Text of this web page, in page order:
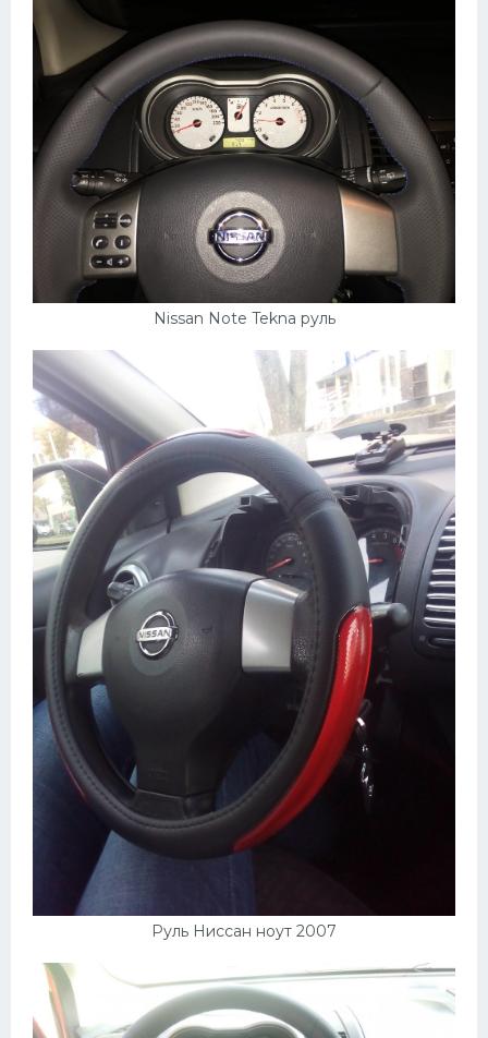
Nissan Note Tekna руль
Руль Ниссан ноут 2007